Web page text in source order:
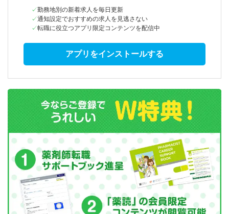
勤務地別の新着求人を毎日更新
通知設定でおすすめの求人を見逃さない
転職に役立つアプリ限定コンテンツを配信中
アプリをインストールする